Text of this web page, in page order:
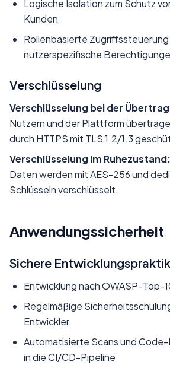
Logische Isolation zum Schutz
Kunden
Rollenbasierte Zugriffssteuerung
nutzerspezifische
Verschlüsselung
Verschlüsselung bei der
Nutzern und der Plattform
durch HTTPS mit TLS 1.2/1.3
Verschlüsselung im Ruhezustand:
Daten werden mit AES-256 und
Schlüsseln verschlüsselt.
Anwendungssicherheit
Sichere
Entwicklung nach OWASP-Top-
Regelmäßige
Entwickler
Automatisierte Scans und
in die CI/CD-Pipeline